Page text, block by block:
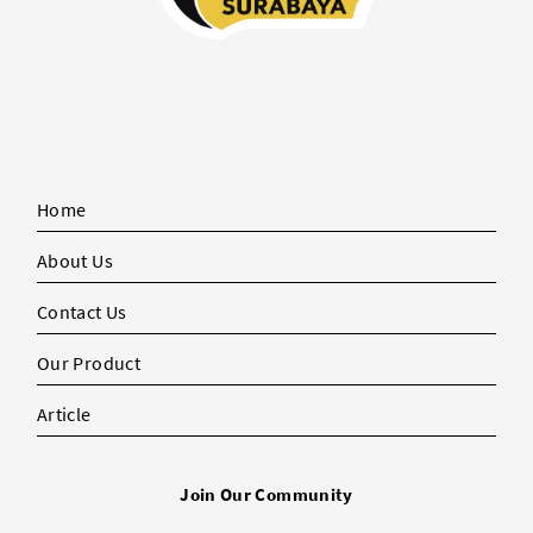
Home
About Us
Contact Us
Our Product
Article
Join Our Community